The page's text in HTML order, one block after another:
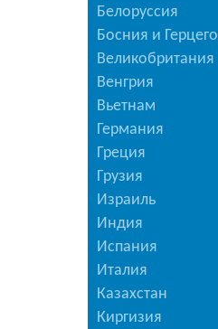
Белоруссия
Босния и
Великобритания
Венгрия
Вьетнам
Германия
Греция
Грузия
Израиль
Индия
Испания
Италия
Казахстан
Киргизия